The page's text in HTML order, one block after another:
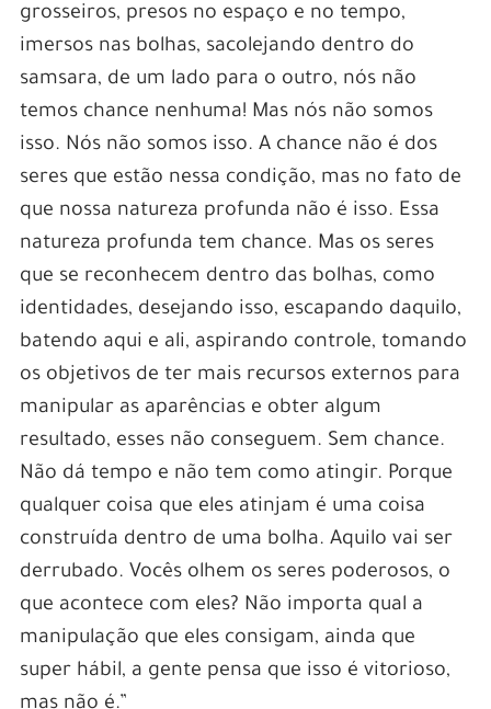
grosseiros, presos no espaço e no tempo,
imersos nas bolhas, sacolejando dentro do
samsara, de um lado para o outro, nós não
temos chance nenhuma! Mas nós não somos
isso. Nós não somos isso. A chance não é dos
seres que estão nessa condição, mas no fato de
que nossa natureza profunda não é isso. Essa
natureza profunda tem chance. Mas os seres
que se reconhecem dentro das bolhas, como
identidades, desejando isso, escapando daquilo,
batendo aqui e ali, aspirando controle, tomando
os objetivos de ter mais recursos externos para
manipular as aparências e obter algum
resultado, esses não conseguem. Sem chance.
Não dá tempo e não tem como atingir. Porque
qualquer coisa que eles atinjam é uma coisa
construída dentro de uma bolha. Aquilo vai ser
derrubado. Vocês olhem os seres poderosos, o
que acontece com eles? Não importa qual a
manipulação que eles consigam, ainda que
super hábil, a gente pensa que isso é vitorioso,
mas não é.”